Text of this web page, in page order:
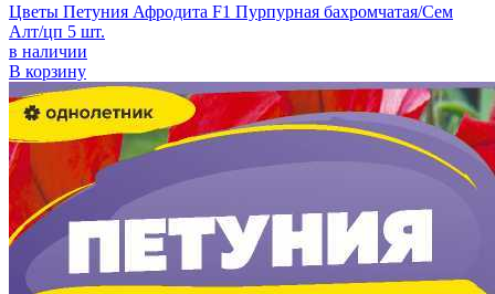
Цветы Петуния Афродита F1 Пурпурная бахромчатая/Сем
Алт/цп 5 шт.
в наличии
В корзину